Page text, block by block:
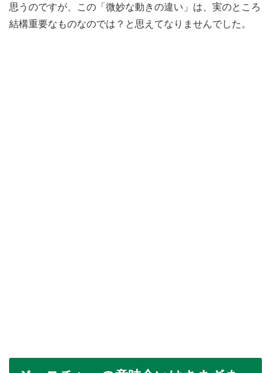
思うのですが、この「微妙な動きの違い」は、実のところ
結構重要なものなのでは？と思えてなりませんでした。